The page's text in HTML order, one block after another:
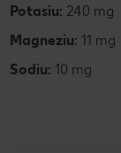
Potasiu: 240 mg
Magneziu: 11 mg
Sodiu: 10 mg